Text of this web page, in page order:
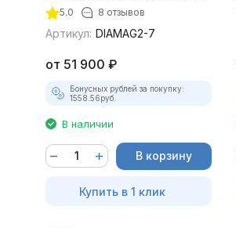
максимальный комплект)
5.0 8 отзывов
Артикул: DIAMAG2-7
от 51 900 ₽
Бонусных рублей за покупку:
1558.56руб.
В наличии
В корзину
Купить в 1 клик